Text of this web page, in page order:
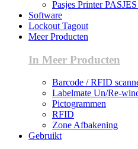
Pasjes Printer
Software
Lockout Tagout
Meer Producten
In Meer Producten
Barcode / RFID
Labelmate Un/Re-
Pictogrammen
RFID
Zone Afbakening
Gebruikt